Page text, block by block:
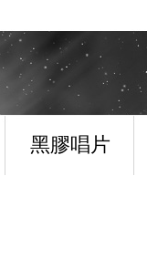
黑膠唱片